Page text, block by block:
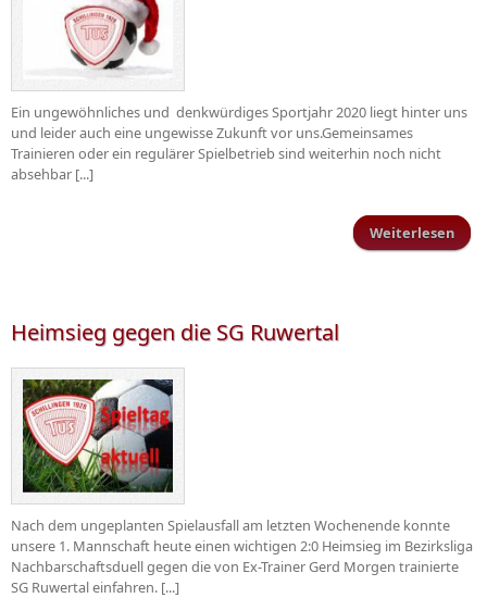
Ein ungewöhnliches und denkwürdiges Sportjahr 2020 liegt hinter uns
und leider auch eine ungewisse Zukunft vor uns.Gemeinsames
Trainieren oder ein regulärer Spielbetrieb sind weiterhin noch nicht
absehbar [...]
Weiterlesen
Heimsieg gegen die SG Ruwertal
Nach dem ungeplanten Spielausfall am letzten Wochenende konnte
unsere 1. Mannschaft heute einen wichtigen 2:0 Heimsieg im Bezirksliga
Nachbarschaftsduell gegen die von Ex-Trainer Gerd Morgen trainierte
SG Ruwertal einfahren. [...]